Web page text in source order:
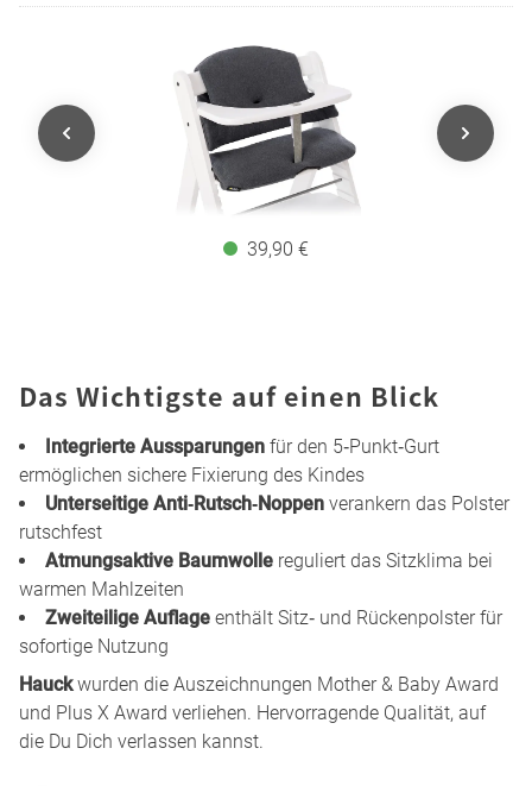
39,90 €
Das Wichtigste auf einen Blick
Integrierte Aussparungen für den 5‑Punkt‑Gurt
ermöglichen sichere Fixierung des Kindes
Unterseitige Anti‑Rutsch‑Noppen verankern das Polster
rutschfest
Atmungsaktive Baumwolle reguliert das Sitzklima bei
warmen Mahlzeiten
Zweiteilige Auflage enthält Sitz‑ und Rückenpolster für
sofortige Nutzung
Hauckwurden die Auszeichnungen Mother & Baby Award
und Plus X Award verliehen. Hervorragende Qualität, auf
die Du Dich verlassen kannst.